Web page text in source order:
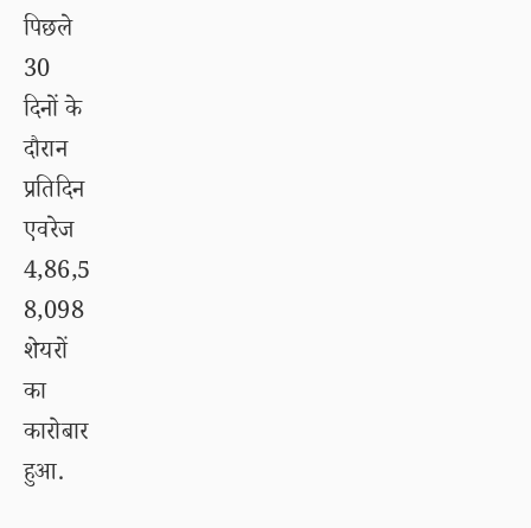
पिछले
30
दिनों के
दौरान
प्रतिदिन
एवरेज
4,86,5
8,098
शेयरों
का
कारोबार
हुआ.